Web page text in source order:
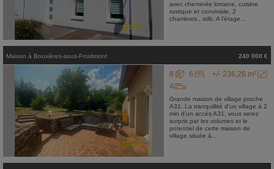
avec cheminée lorraine, cuisine
rustique et conviviale, 2
chambres., sdb. A l'étage...
Maison à Bouxières-sous-Froidmont 240 000 €
+/- 236,26 m²
8
6
4
Grande maison de village proche
A31. La tranquillité d'un village à 2
min d'un accès A31, vous serez
surpris par les volumes et le
potentiel de cette maison de
village située à...